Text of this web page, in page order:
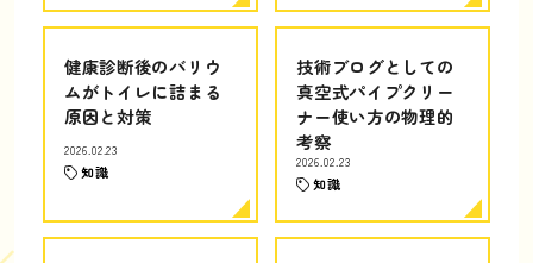
健康診断後のバリウ
ムがトイレに詰まる
原因と対策
2026.02.23
知識
技術ブログとしての
真空式パイプクリー
ナー使い方の物理的
考察
2026.02.23
知識